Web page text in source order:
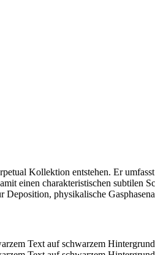
Kollektion entstehen. Er
einen charakteristischen subtilen
physikalische